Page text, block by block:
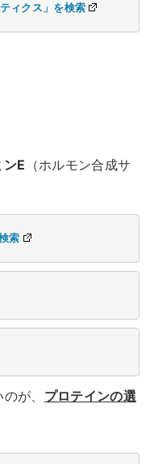
ィクス」を検索
E （ホルモン合成サ
索
が、 プロテインの選